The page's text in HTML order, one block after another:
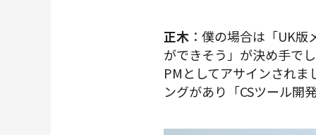
正木 ：僕の場合は「UK
ができそう」が決め手で
PMとしてアサインされ
ングがあり「CSツール開